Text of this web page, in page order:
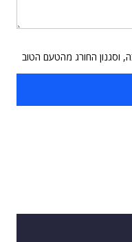
וסגנון החורג מהטעם הטוב